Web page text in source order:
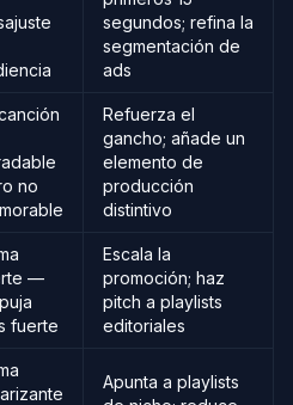
segundos; refina la
segmentación de
ads
no
Refuerza el
gancho; añade un
elemento de
producción
distintivo
—
fuerte
Escala la
promoción; haz
pitch a playlists
editoriales
Apunta a playlists